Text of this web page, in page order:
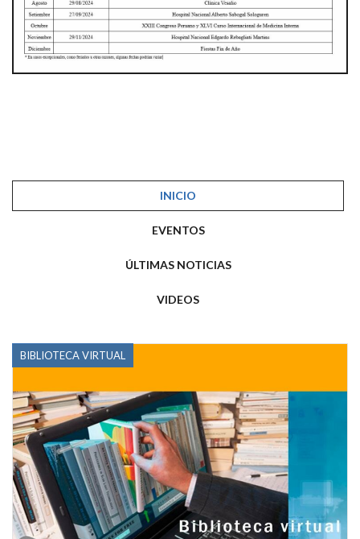
INICIO
EVENTOS
ÚLTIMAS NOTICIAS
VIDEOS
BIBLIOTECA VIRTUAL